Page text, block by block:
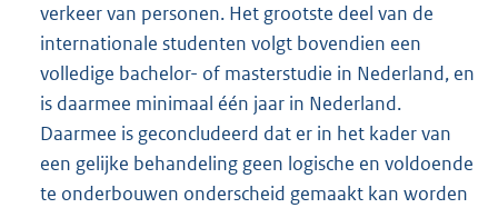
verkeer van personen. Het grootste deel van de
internationale studenten volgt bovendien een
volledige bachelor- of masterstudie in Nederland, en
is daarmee minimaal één jaar in Nederland.
Daarmee is geconcludeerd dat er in het kader van
een gelijke behandeling geen logische en voldoende
te onderbouwen onderscheid gemaakt kan worden